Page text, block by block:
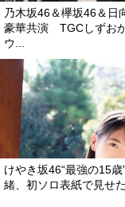
乃木坂46＆欅坂46＆日
豪華共演 TGCしずお
ウ...
けやき坂46“最強の15歳
緒、初ソロ表紙で見せ